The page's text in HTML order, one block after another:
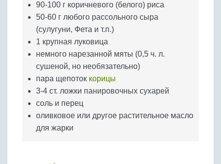
90-100 г коричневого (белого) риса
50-60 г любого рассольного сыра
(сулугуни, Фета и т.п.)
1 крупная луковица
немного нарезанной мяты (0,5 ч. л.
сушеной, но необязательно)
пара щепоток корицы
3-4 ст. ложки панировочных сухарей
соль и перец
оливковое или другое растительное масло
для жарки